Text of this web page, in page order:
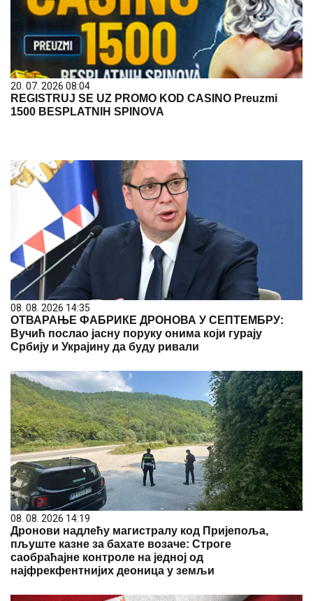
20. 07. 2026 08:04
REGISTRUJ SE UZ PROMO KOD CASINO Preuzmi
1500 BESPLATNIH SPINOVA
08. 08. 2026 14:35
ОТВАРАЊЕ ФАБРИКЕ ДРОНОВА У СЕПТЕМБРУ:
Вучић послао јасну поруку онима који гурају
Србију и Украјину да буду ривали
08. 08. 2026 14:19
Дронови надлећу магистралу код Пријепоља,
пљуште казне за бахате возаче: Строге
саобраћајне контроле на једној од
најфрекфентнијих деоница у земљи